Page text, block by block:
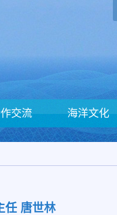
交流 海洋文化
任 唐世林